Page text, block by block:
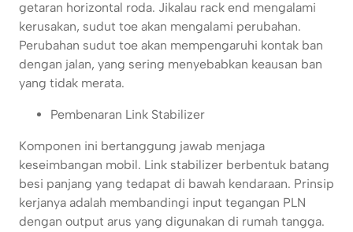
getaran horizontal roda. Jikalau rack end mengalami
kerusakan, sudut toe akan mengalami perubahan.
Perubahan sudut toe akan mempengaruhi kontak ban
dengan jalan, yang sering menyebabkan keausan ban
yang tidak merata.
Pembenaran Link Stabilizer
Komponen ini bertanggung jawab menjaga
keseimbangan mobil. Link stabilizer berbentuk batang
besi panjang yang tedapat di bawah kendaraan. Prinsip
kerjanya adalah membandingi input tegangan PLN
dengan output arus yang digunakan di rumah tangga.